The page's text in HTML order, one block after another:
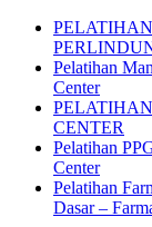
Pelatihan
Center
CENTER
Pelatihan
Center
Pelatihan
Dasar –